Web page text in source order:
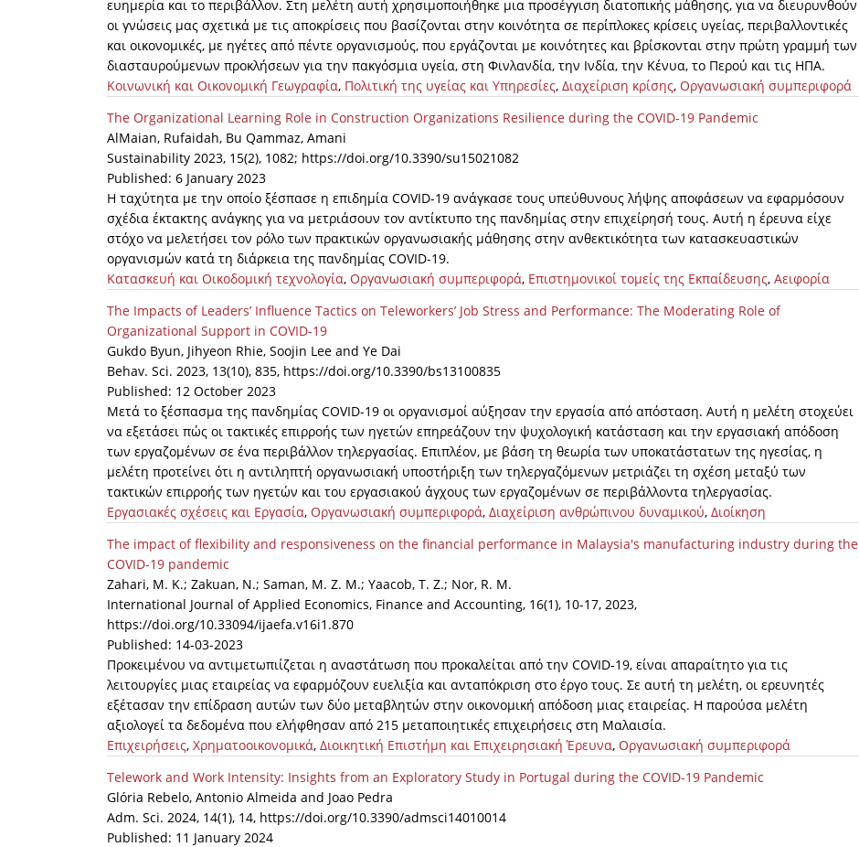
ευημερία και το περιβάλλον. Στη μελέτη αυτή χρησιμοποιήθηκε μια προσέγγιση διατοπικής μάθησης, για να διευρυνθούν
οι γνώσεις μας σχετικά με τις αποκρίσεις που βασίζονται στην κοινότητα σε περίπλοκες κρίσεις υγείας, περιβαλλοντικές
και οικονομικές, με ηγέτες από πέντε οργανισμούς, που εργάζονται με κοινότητες και βρίσκονται στην πρώτη γραμμή των
διασταυρούμενων προκλήσεων για την πακγόσμια υγεία, στη Φινλανδία, την Ινδία, την Κένυα, το Περού και τις ΗΠΑ.
Κοινωνική και Οικονομική Γεωγραφία, Πολιτική της υγείας και Υπηρεσίες, Διαχείριση κρίσης, Οργανωσιακή συμπεριφορά
The Organizational Learning Role in Construction Organizations Resilience during the COVID-19 Pandemic
AlMaian, Rufaidah, Bu Qammaz, Amani
Sustainability 2023, 15(2), 1082; https://doi.org/10.3390/su15021082
Published: 6 January 2023
Η ταχύτητα με την οποίο ξέσπασε η επιδημία COVID-19 ανάγκασε τους υπεύθυνους λήψης αποφάσεων να εφαρμόσουν
σχέδια έκτακτης ανάγκης για να μετριάσουν τον αντίκτυπο της πανδημίας στην επιχείρησή τους. Αυτή η έρευνα είχε
στόχο να μελετήσει τον ρόλο των πρακτικών οργανωσιακής μάθησης στην ανθεκτικότητα των κατασκευαστικών
οργανισμών κατά τη διάρκεια της πανδημίας COVID-19.
Κατασκευή και Οικοδομική τεχνολογία, Οργανωσιακή συμπεριφορά, Επιστημονικοί τομείς της Εκπαίδευσης, Αειφορία
The Impacts of Leaders’ Influence Tactics on Teleworkers’ Job Stress and Performance: The Moderating Role of
Organizational Support in COVID-19
Gukdo Byun, Jihyeon Rhie, Soojin Lee and Ye Dai
Behav. Sci. 2023, 13(10), 835, https://doi.org/10.3390/bs13100835
Published: 12 October 2023
Μετά το ξέσπασμα της πανδημίας COVID-19 οι οργανισμοί αύξησαν την εργασία από απόσταση. Αυτή η μελέτη στοχεύει
να εξετάσει πώς οι τακτικές επιρροής των ηγετών επηρεάζουν την ψυχολογική κατάσταση και την εργασιακή απόδοση
των εργαζομένων σε ένα περιβάλλον τηλεργασίας. Επιπλέον, με βάση τη θεωρία των υποκατάστατων της ηγεσίας, η
μελέτη προτείνει ότι η αντιληπτή οργανωσιακή υποστήριξη των τηλεργαζόμενων μετριάζει τη σχέση μεταξύ των
τακτικών επιρροής των ηγετών και του εργασιακού άγχους των εργαζομένων σε περιβάλλοντα τηλεργασίας.
Εργασιακές σχέσεις και Εργασία, Οργανωσιακή συμπεριφορά, Διαχείριση ανθρώπινου δυναμικού, Διοίκηση
The impact of flexibility and responsiveness on the financial performance in Malaysia's manufacturing industry during the
COVID-19 pandemic
Zahari, M. K.; Zakuan, N.; Saman, M. Z. M.; Yaacob, T. Z.; Nor, R. M.
International Journal of Applied Economics, Finance and Accounting, 16(1), 10-17, 2023,
https://doi.org/10.33094/ijaefa.v16i1.870
Published: 14-03-2023
Προκειμένου να αντιμετωπιίζεται η αναστάτωση που προκαλείται από την COVID-19, είναι απαραίτητο για τις
λειτουργίες μιας εταιρείας να εφαρμόζουν ευελιξία και ανταπόκριση στο έργο τους. Σε αυτή τη μελέτη, οι ερευνητές
εξέτασαν την επίδραση αυτών των δύο μεταβλητών στην οικονομική απόδοση μιας εταιρείας. Η παρούσα μελέτη
αξιολογεί τα δεδομένα που ελήφθησαν από 215 μεταποιητικές επιχειρήσεις στη Μαλαισία.
Επιχειρήσεις, Χρηματοοικονομικά, Διοικητική Επιστήμη και Επιχειρησιακή Έρευνα, Οργανωσιακή συμπεριφορά
Telework and Work Intensity: Insights from an Exploratory Study in Portugal during the COVID-19 Pandemic
Glória Rebelo, Antonio Almeida and Joao Pedra
Adm. Sci. 2024, 14(1), 14, https://doi.org/10.3390/admsci14010014
Published: 11 January 2024